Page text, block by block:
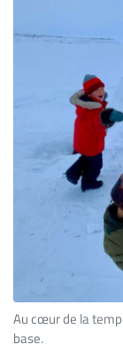
Au cœur de la
base.